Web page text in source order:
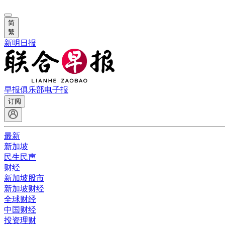
简
繁
新明日报
早报俱乐部电子报
订阅
最新
新加坡
民生民声
财经
新加坡股市
新加坡财经
全球财经
中国财经
投资理财